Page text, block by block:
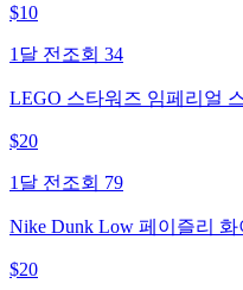
$10
1달 전 조회 34
LEGO 스타워즈 임페리얼
$20
1달 전 조회 79
Nike Dunk Low 페이즐리 화
$20